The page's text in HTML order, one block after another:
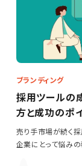
ブランディング
採用ツールの
方と成功のポ
売り手市場が続く
企業にとって悩み